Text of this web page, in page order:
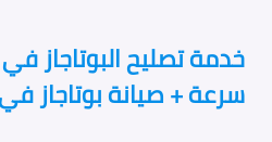
خدمة تصليح البوتاجاز
سرعة + صيانة بوتاجاز